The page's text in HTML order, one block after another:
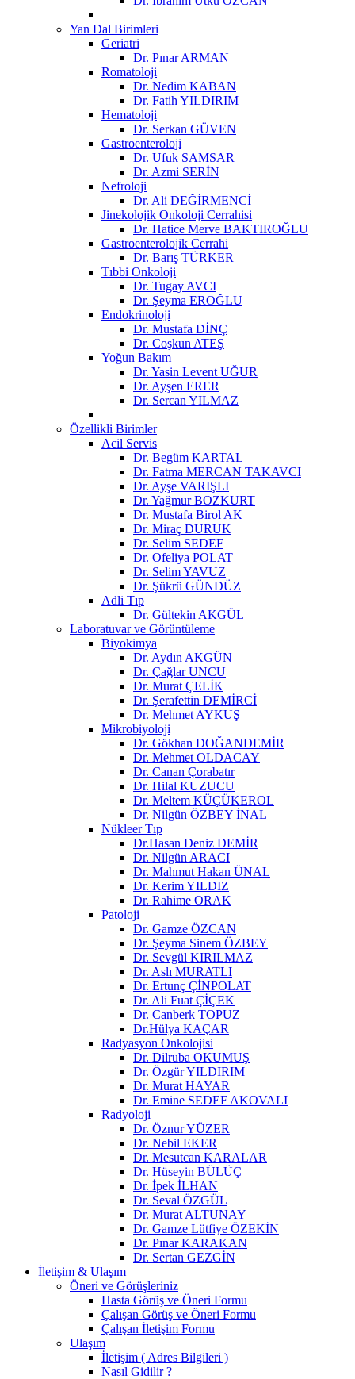
Yan Dal Birimleri
Geriatri
Dr. Pınar ARMAN
Romatoloji
Dr. Nedim KABAN
Dr. Fatih YILDIRIM
Hematoloji
Dr. Serkan GÜVEN
Gastroenteroloji
Dr. Ufuk SAMSAR
Dr. Azmi SERİN
Nefroloji
Dr. Ali DEĞİRMENCİ
Jinekolojik Onkoloji Cerrahisi
Dr. Hatice Merve BAKTIROĞLU
Gastroenterolojik Cerrahi
Dr. Barış TÜRKER
Tıbbi Onkoloji
Dr. Tugay AVCI
Dr. Şeyma EROĞLU
Endokrinoloji
Dr. Mustafa DİNÇ
Dr. Coşkun ATEŞ
Yoğun Bakım
Dr. Yasin Levent UĞUR
Dr. Ayşen ERER
Dr. Sercan YILMAZ
Özellikli Birimler
Acil Servis
Dr. Begüm KARTAL
Dr. Fatma MERCAN TAKAVCI
Dr. Ayşe VARIŞLI
Dr. Yağmur BOZKURT
Dr. Mustafa Birol AK
Dr. Miraç DURUK
Dr. Selim SEDEF
Dr. Ofeliya POLAT
Dr. Selim YAVUZ
Dr. Şükrü GÜNDÜZ
Adli Tıp
Dr. Gültekin AKGÜL
Laboratuvar ve Görüntüleme
Biyokimya
Dr. Aydın AKGÜN
Dr. Çağlar UNCU
Dr. Murat ÇELİK
Dr. Şerafettin DEMİRCİ
Dr. Mehmet AYKUŞ
Mikrobiyoloji
Dr. Gökhan DOĞANDEMİR
Dr. Mehmet OLDACAY
Dr. Canan Çorabatır
Dr. Hilal KUZUCU
Dr. Meltem KÜÇÜKEROL
Dr. Nilgün ÖZBEY İNAL
Nükleer Tıp
Dr.Hasan Deniz DEMİR
Dr. Nilgün ARACI
Dr. Mahmut Hakan ÜNAL
Dr. Kerim YILDIZ
Dr. Rahime ORAK
Patoloji
Dr. Gamze ÖZCAN
Dr. Şeyma Sinem ÖZBEY
Dr. Sevgül KIRILMAZ
Dr. Aslı MURATLI
Dr. Ertunç ÇİNPOLAT
Dr. Ali Fuat ÇİÇEK
Dr. Canberk TOPUZ
Dr.Hülya KAÇAR
Radyasyon Onkolojisi
Dr. Dilruba OKUMUŞ
Dr. Özgür YILDIRIM
Dr. Murat HAYAR
Dr. Emine SEDEF AKOVALI
Radyoloji
Dr. Öznur YÜZER
Dr. Nebil EKER
Dr. Mesutcan KARALAR
Dr. Hüseyin BÜLÜÇ
Dr. İpek İLHAN
Dr. Seval ÖZGÜL
Dr. Murat ALTUNAY
Dr. Gamze Lütfiye ÖZEKİN
Dr. Pınar KARAKAN
Dr. Sertan GEZGİN
İletişim & Ulaşım
Öneri ve Görüşleriniz
Hasta Görüş ve Öneri Formu
Çalışan Görüş ve Öneri Formu
Çalışan İletişim Formu
Ulaşım
İletişim ( Adres Bilgileri )
Nasıl Gidilir ?